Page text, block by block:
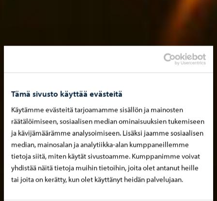
Tämä sivusto käyttää evästeitä
Käytämme evästeitä tarjoamamme sisällön ja mainosten
räätälöimiseen, sosiaalisen median ominaisuuksien tukemiseen
ja kävijämäärämme analysoimiseen. Lisäksi jaamme sosiaalisen
median, mainosalan ja analytiikka-alan kumppaneillemme
tietoja siitä, miten käytät sivustoamme. Kumppanimme voivat
yhdistää näitä tietoja muihin tietoihin, joita olet antanut heille
tai joita on kerätty, kun olet käyttänyt heidän palvelujaan.